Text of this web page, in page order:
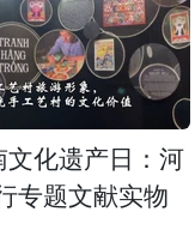
文化遗产日：河
专题文献实物